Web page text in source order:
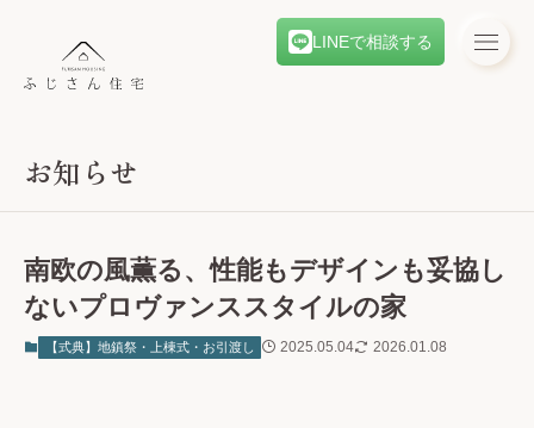
お知らせ
南欧の風薫る、性能もデザインも妥協し
ないプロヴァンススタイルの家
【式典】地鎮祭・上棟式・お引渡し 2025.05.04 2026.01.08
LINEで相談する